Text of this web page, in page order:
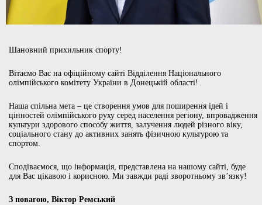
Шановний прихильник спорту!
Вітаємо Вас на офіційному сайті Відділення Національного
олімпійського комітету України в Донецькій області!
Наша спільна мета – це створення умов для поширення ідей і
цінностей олімпійського руху серед населення регіону, впровадження
культури здорового способу життя, залучення людей різного віку,
соціального стану до активних занять фізичною культурою та
спортом.
Сподіваємося, що інформація, представлена на нашому сайті, буде
для Вас цікавою і корисною. Ми завжди раді зворотньому зв’язку!
З повагою, Віктор Ремський